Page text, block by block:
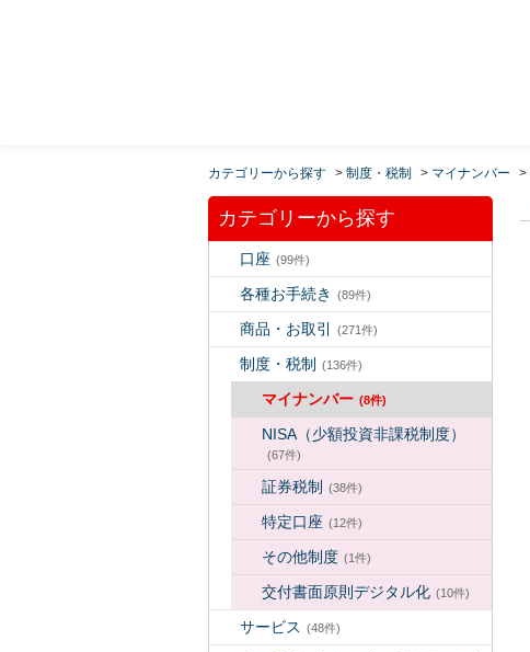
カテゴリーから探す > 制度・税制 > マイナンバー >
カテゴリーから探す
口座 (99件)
各種お手続き (89件)
商品・お取引 (271件)
制度・税制 (136件)
マイナンバー (8件)
NISA（少額投資非課税制度）
(67件)
証券税制 (38件)
特定口座 (12件)
その他制度 (1件)
交付書面原則デジタル化 (10件)
サービス (48件)